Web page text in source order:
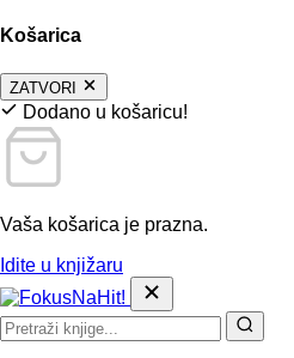
Košarica
ZATVORI
Dodano u košaricu!
Vaša košarica je prazna.
Idite u knjižaru